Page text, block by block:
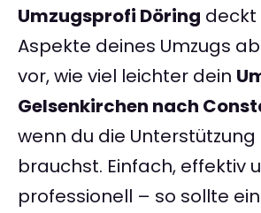
Umzugsprofi Döring deckt
Aspekte deines Umzugs
vor, wie viel leichter dein
Gelsenkirchen nach
wenn du die
brauchst. Einfach, effektiv
professionell – so sollte